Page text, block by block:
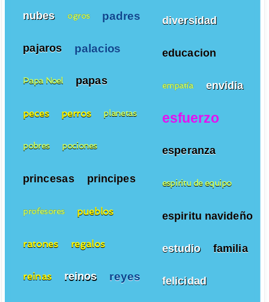
diversidad
educacion
empatía envidia
esfuerzo
esperanza
espiritu de equipo
espiritu navideño
estudio familia
felicidad
nubes ogros padres
pajaros palacios
Papa Noel papas
peces perros planetas
pobres pociones
princesas principes
profesores pueblos
ratones regalos
reinas reinos reyes